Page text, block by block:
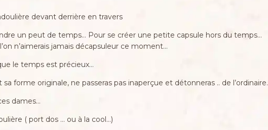
devant derrière en travers
un peut de temps… Pour se créer une petite capsule hors du temps…
n’aimerais jamais décapsuleur ce moment…
le temps est précieux…
forme originale, ne passeras pas inaperçue et détonneras .. de l’ordinaire.
dames…
( port dos … ou à la cool…)